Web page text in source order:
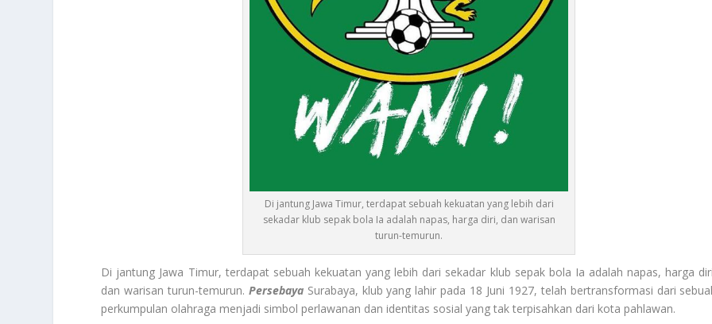
Di jantung Jawa Timur, terdapat sebuah kekuatan yang lebih dari
sekadar klub sepak bola Ia adalah napas, harga diri, dan warisan
turun-temurun.
Di jantung Jawa Timur, terdapat sebuah kekuatan yang lebih dari sekadar klub sepak bola Ia adalah napas, harga
dan warisan turun-temurun. PersebayaSurabaya, klub yang lahir pada 18 Juni 1927, telah bertransformasi dari
perkumpulan olahraga menjadi simbol perlawanan dan identitas sosial yang tak terpisahkan dari kota pahlawan.